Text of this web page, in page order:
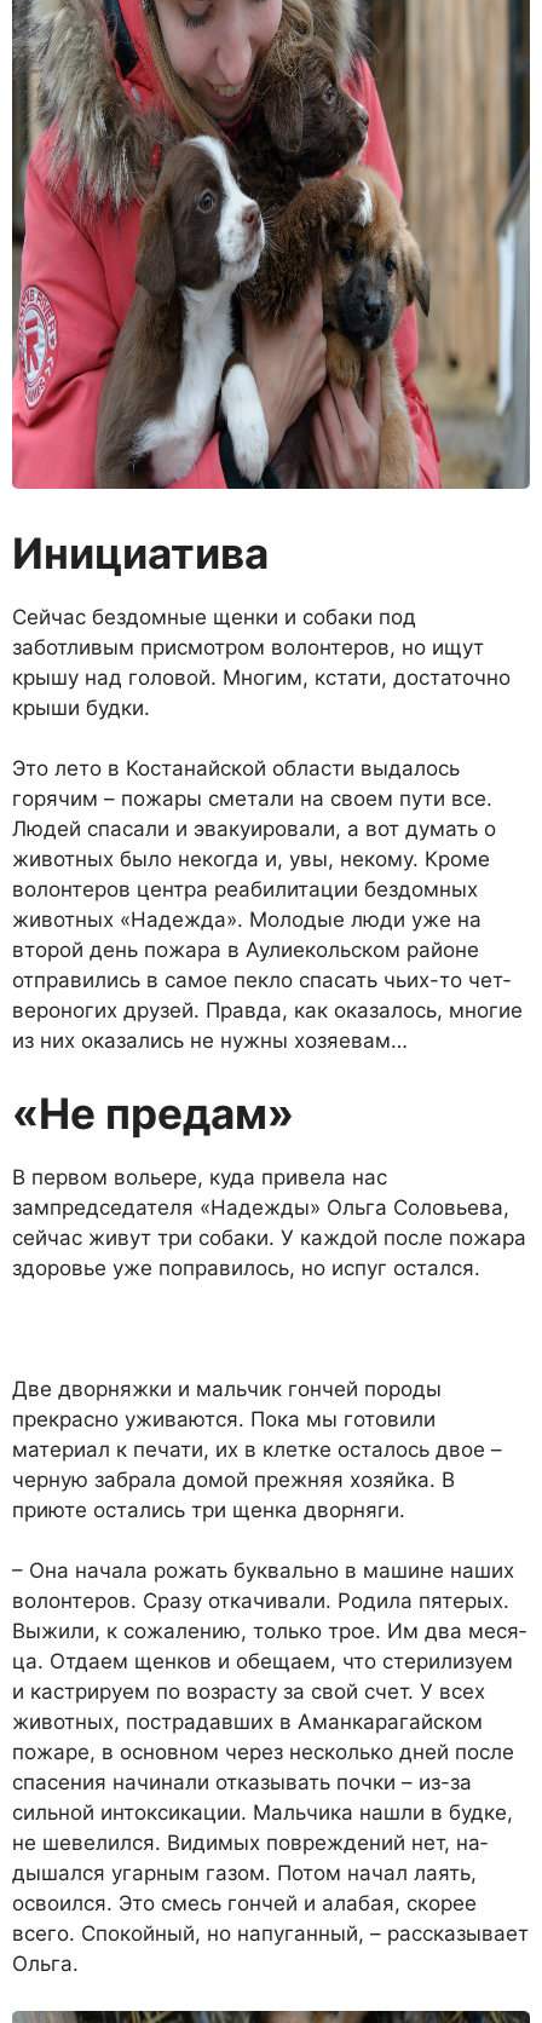
Инициатива
Сейчас бездомные щенки и собаки под
заботливым присмо­тром волонтеров, но ищут
кры­шу над головой. Многим, кста­ти, достаточно
крыши будки.
Это лето в Костанайской об­ласти выдалось
горячим – по­жары сметали на своем пути все.
Людей спасали и эвакуиро­вали, а вот думать о
животных было некогда и, увы, некому. Кроме
волонтеров центра реа­билитации бездомных
живот­ных «Надежда». Мо­лодые люди уже на
второй день пожа­ра в Аулиекольском районе
отправились в самое пекло спа­сать чьих-то чет­
вероногих друзей. Правда, как оказа­лось, многие
из них оказались не нужны хозяевам…
«Не предам»
В первом вольере, куда привела нас
зампредседателя «Надежды» Ольга Соловьева,
сейчас живут три собаки. У каждой после пожара
здоро­вье уже поправилось, но испуг остался.
Две дворняжки и мальчик гончей породы
прекрасно уживаются. Пока мы готовили
материал к печати, их в клет­ке осталось двое –
черную за­брала домой прежняя хозяйка. В
приюте остались три щенка дворняги.
– Она начала рожать бук­вально в машине наших
волон­теров. Сразу откачивали. Роди­ла пятерых.
Выжили, к сожале­нию, только трое. Им два меся­
ца. Отдаем щенков и обещаем, что стерилизуем
и кастриру­ем по возрасту за свой счет. У всех
животных, пострадавших в Аманкарагайском
пожаре, в основном через несколько дней после
спасения начинали отказывать почки – из-за
силь­ной интоксикации. Мальчика нашли в будке,
не шевелился. Видимых повреждений нет, на­
дышался угарным газом. По­том начал лаять,
освоился. Это смесь гончей и алабая, скорее
всего. Спокойный, но напуган­ный, – рассказывает
Ольга.